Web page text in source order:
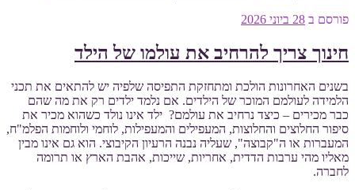
פורסם ב 28 ביוני 2026
חינוך צריך להרחיב את עולמו של הילד
בשנים האחרונות הולכת ומתחזקת התפיסה שלפיה יש להתאים את תכני
הלמידה לעולמם המוכר של הילדים. אם נלמד ילדים רק את מה שהם
כבר מכירים – כיצד נרחיב את עולמם? ילד אינו נולד כשהוא מכיר את
סיפור החלוצים והחלוצות, המעפילים והמעפילות, לוחמי ולוחמות הפלמ"ח,
המעברות או ה"קבוצה", שעליה נבנה הרעיון הקיבוצי. הוא גם אינו מבין
מאליו מהי ערבות הדדית, אחריות, שייכות, אהבת הארץ או תרומה
לחברה.